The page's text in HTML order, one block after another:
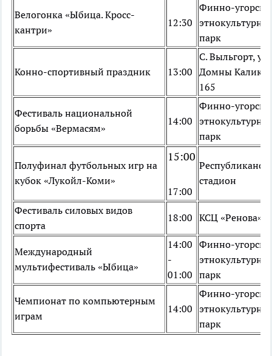
Велогонка «Ыбица. Кросс-
кантри»
12:30
Финно-
парк
Конно-спортивный праздник 13:00
С. Выльгорт, ул.
Домны
165
Фестиваль национальной
борьбы «Вермасям»
14:00
Финно-
парк
Полуфинал футбольных игр на
кубок «Лукойл-Коми»
15:00
17:00
стадион
Фестиваль силовых видов
спорта
18:00 КСЦ «Ренова»
Международный
мультифестиваль «Ыбица»
14:00
-
01:00
Финно-
парк
Чемпионат по компьютерным
играм
14:00
Финно-
парк